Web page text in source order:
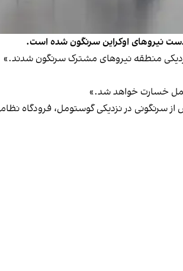
نیروهای اوکراین سرنگون شده است.
منطقه نیروهای مشترک سرنگون شدند.»
خسارت خواهد شد.»
سرنگونی در نزدیکی گوستومل، فرودگاه